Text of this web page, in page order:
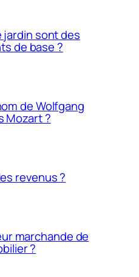
jardin sont des
de base ?
de Wolfgang
Mozart ?
revenus ?
marchande de
?